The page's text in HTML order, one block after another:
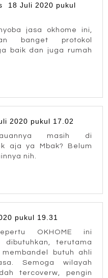
18 Juli 2020 pukul
jasa okhome ini,
banget protokol
baik dan juga rumah
2020 pukul 17.02
masih di
aja ya Mbak? Belum
nih.
pukul 19.31
OKHOME ini
dibutuhkan, terutama
butuh ahli
Semoga wilayah
tercoverw, pengin